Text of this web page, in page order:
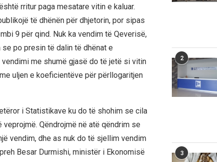
rritur paga mesatare vitin e kaluar.
të dhënën për dhjetorin, por sipas
9 për qind. Nuk ka vendim të Qeverisë,
po presin të dalin të dhënat e
me shumë gjasë do të jetë si vitin
uljen e koeficientëve për përllogaritjen
i Statistikave ku do të shohim se cila
Qëndrojmë në atë qëndrim se
vendim, dhe as nuk do të sjellim vendim
Besar Durmishi, ministër i Ekonomisë
2
3